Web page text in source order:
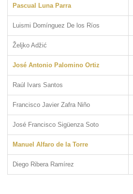
Pascual Luna Parra
Luismi Domínguez De los Ríos
Željko Adžić
José Antonio Palomino Ortiz
Raúl Ivars Santos
Francisco Javier Zafra Niño
José Francisco Sigüenza Soto
Manuel Alfaro de la Torre
Diego Ribera Ramírez